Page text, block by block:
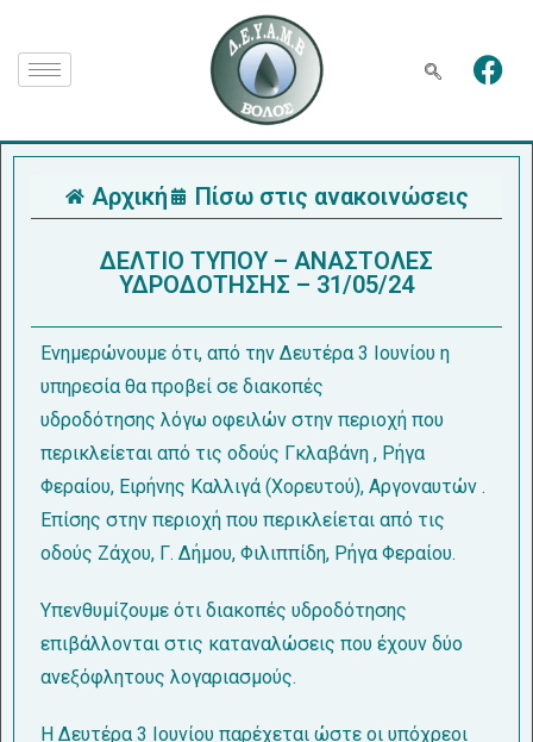
Αρχική Πίσω στις ανακοινώσεις
ΔΕΛΤΙΟ ΤΥΠΟΥ – ΑΝΑΣΤΟΛΕΣ
ΥΔΡΟΔΟΤΗΣΗΣ – 31/05/24
Ενημερώνουμε ότι, από την Δευτέρα 3 Ιουνίου η
υπηρεσία θα προβεί σε διακοπές
υδροδότησης λόγω οφειλών στην περιοχή που
περικλείεται από τις οδούς Γκλαβάνη , Ρήγα
Φεραίου, Ειρήνης Καλλιγά (Χορευτού), Αργοναυτών .
Επίσης στην περιοχή που περικλείεται από τις
οδούς Ζάχου, Γ. Δήμου, Φιλιππίδη, Ρήγα Φεραίου.
Υπενθυμίζουμε ότι διακοπές υδροδότησης
επιβάλλονται στις καταναλώσεις που έχουν δύο
ανεξόφλητους λογαριασμούς.
Η Δευτέρα 3 Ιουνίου παρέχεται ώστε οι υπόχρεοι